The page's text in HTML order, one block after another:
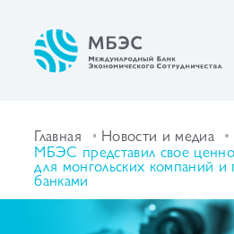
Главная Новости и медиа
МБЭС представил свое
для монгольских компаний и
банками